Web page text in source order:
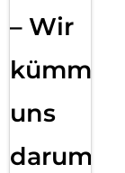
– Wir
kümmern
uns
darum!